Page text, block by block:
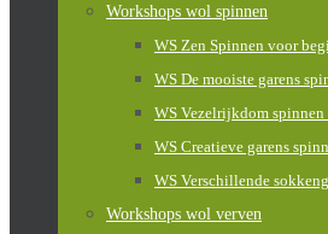
Workshops wol spinnen
WS Zen Spinnen voor
WS De mooiste garens
WS Vezelrijkdom spinnen
WS Creatieve garens
WS Verschillende
Workshops wol verven